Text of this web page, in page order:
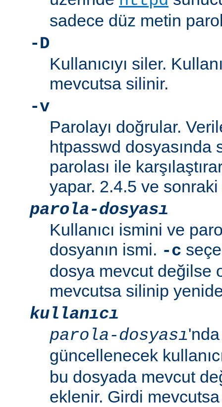
sadece düz metin
-D
Kullanıcıyı siler.
mevcutsa silinir.
-v
Parolayı doğrular.
htpasswd dosyasında
parolası ile
yapar. 2.4.5 ve
parola-dosyası
Kullanıcı ismini ve
dosyanın ismi. -c
dosya mevcut değilse
mevcutsa silinip
kullanıcı
parola-dosyası
güncellenecek
bu dosyada mevcut
eklenir. Girdi